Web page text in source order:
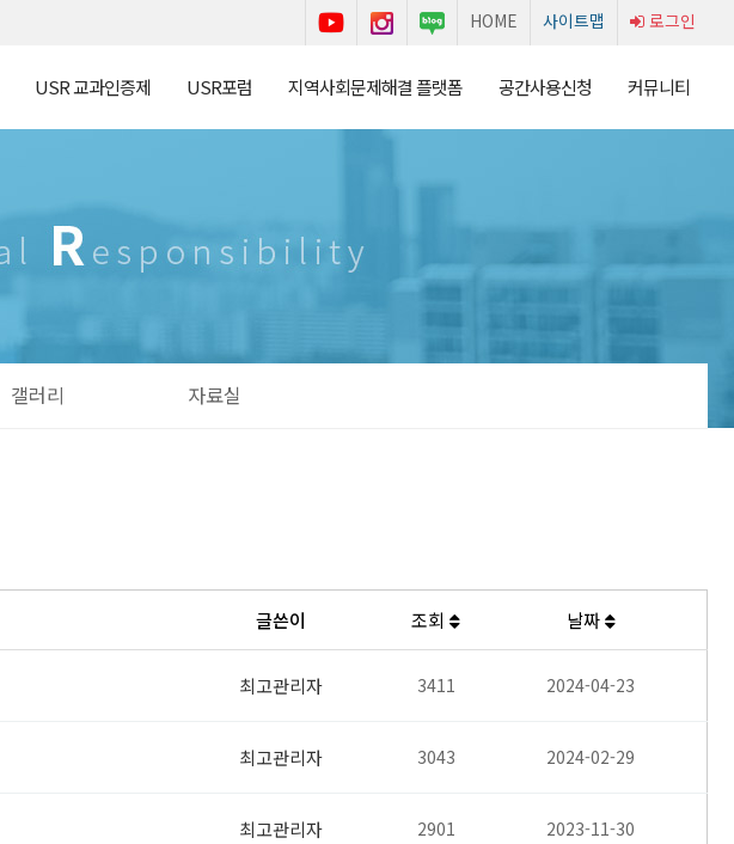
로그인
사이트맵
HOME
USR 교과인증제 USR포럼 지역사회문제해결 플랫폼 공간사용신청 커뮤니티
갤러리 자료실
글쓴이 조회 날짜
최고관리자 3411 2024-04-23
최고관리자 3043 2024-02-29
최고관리자 2901 2023-11-30